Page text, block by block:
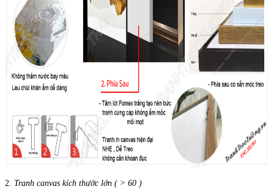
2. Tranh canvas kích thước lớn ( > 60 )